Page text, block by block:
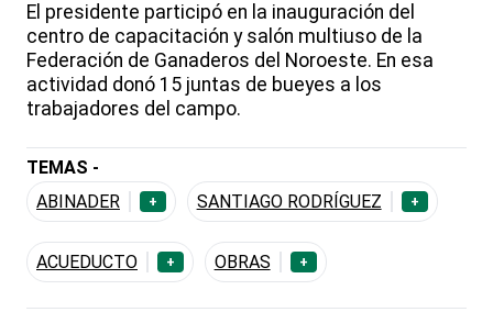
El presidente participó en la inauguración del
centro de capacitación y salón multiuso de la
Federación de Ganaderos del Noroeste. En esa
actividad donó 15 juntas de bueyes a los
trabajadores del campo.
TEMAS -
ABINADER
+ SANTIAGO RODRÍGUEZ +
ACUEDUCTO + OBRAS +